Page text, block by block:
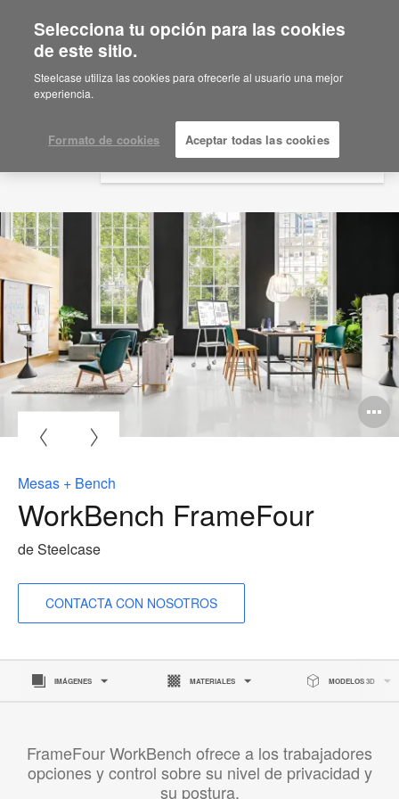
Are you in United States?
Would you like to see Products we sell in
your region?
English
Español
Mesas + Bench
WorkBench FrameFour
de Steelcase
CONTACTA CON NOSOTROS
IMÁGENES MATERIALES MODELOS 3D
FrameFour WorkBench ofrece a los trabajadores
opciones y control sobre su nivel de privacidad y
su postura.
Selecciona tu opción para las cookies
de este sitio.
Steelcase utiliza las cookies para ofrecerle al usuario una mejor
experiencia.
Formato de cookies Aceptar todas las cookies